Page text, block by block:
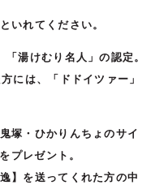
いれてください。
湯けむり名人」の認定。
には、「ドドイツァー」
塚・ひかりんちょのサイ
プレゼント。
】を送ってくれた方の中